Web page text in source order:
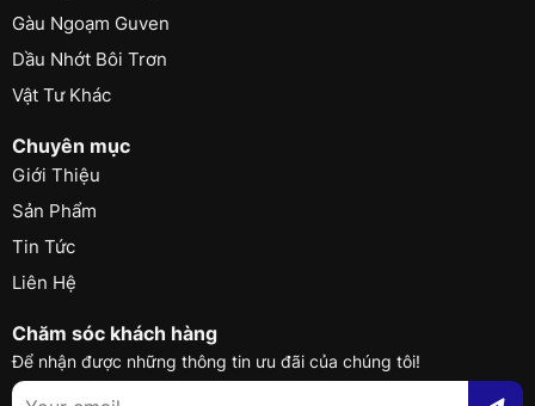
Gàu Ngoạm Guven
Dầu Nhớt Bôi Trơn
Vật Tư Khác
Chuyên mục
Giới Thiệu
Sản Phẩm
Tin Tức
Liên Hệ
Chăm sóc khách hàng
Để nhận được những thông tin ưu đãi của chúng tôi!